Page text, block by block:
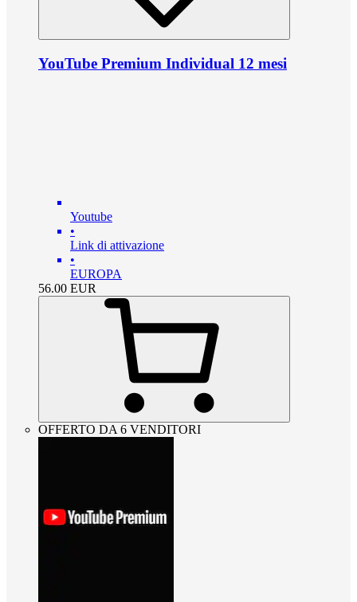
YouTube Premium Individual 12 mesi
Youtube
•
Link di attivazione
•
EUROPA
56.00 EUR
OFFERTO DA 6 VENDITORI